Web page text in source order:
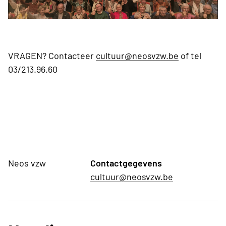
VRAGEN? Contacteer cultuur@neosvzw.be of tel
03/213.96.60
Neos vzw
Contactgegevens
cultuur@neosvzw.be